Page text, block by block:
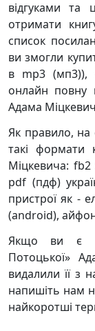
відгуками
отримати
список
ви змогли
в mp3 (мп3)),
онлайн повну
Адама
Як правило, на
такі формати
Міцкевича:
pdf (пдф)
пристрої як -
(android),
Якщо ви є
Потоцької»
видалили її з
напишіть нам
найкоротші